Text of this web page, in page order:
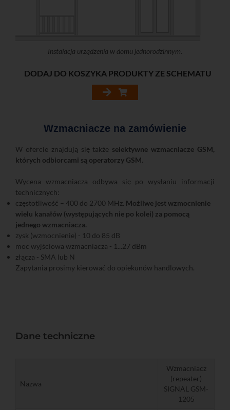
Instalacja urządzenia w domu jednorodzinnym.
DODAJ DO KOSZYKA PRODUKTY ZE SCHEMATU
Wzmacniacze na zamówienie
W ofercie znajdują się także selektywne wzmacniacze GSM,
których odbiorcami są operatorzy GSM.
Wycena wzmacniacza odbywa się po wysłaniu informacji
technicznych:
częstotliwość – 400 do 2700 MHz. Możliwe jest wzmocnienie
wielu kanałów (występujących nie po kolei) za pomocą
jednego wzmacniacza.
zysk (wzmocnienie) - 10 do 85 dB
moc wyjściowa wzmacniacza - 1...27 dBm
złącza - SMA lub N
Zapytania prosimy kierować do opiekunów handlowych.
Dane techniczne
Nazwa
Wzmacniacz
(repeater)
SIGNAL GSM-
1205